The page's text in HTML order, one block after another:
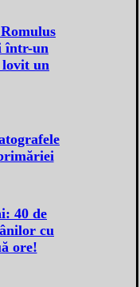
într-un
lovit un
40 de
cu
ore!